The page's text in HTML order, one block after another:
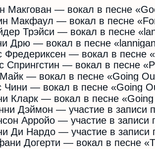
Макгован — вокал в песне
Макфаул — вокал в песне
Трэйси — вокал в песне
Дрю — вокал в песне
Фредериксен — вокал в песне
Спрингстин — вокал в песне
— вокал в песне «Going
Чини — вокал в песне «Going
Кларк — вокал в песне
Дэймон — участие в записи
Арройо — участие в записи
Ди Нардо — участие в записи
Догерти — вокал в песне